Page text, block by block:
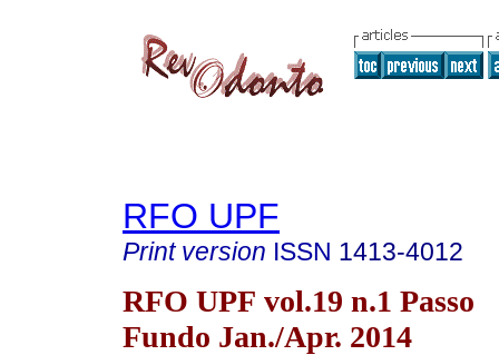
RFO UPF
Print version ISSN 1413-4012
RFO UPF vol.19 n.1 Passo
Fundo Jan./Apr. 2014